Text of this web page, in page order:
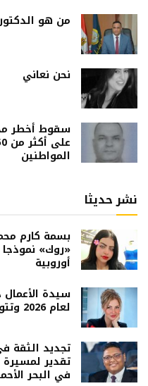
من هو
نحن نعاني
سقوط أخطر
المواطنين
نشر حديثا
بسمة كارم
«روك» نموذجا
أوروبية
سيدة
لعام 2026 وتتويج لمسيرة من النجاح والتميز
تجديد الثقة
تقدير
في البحر